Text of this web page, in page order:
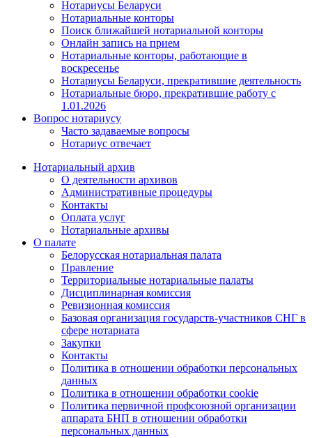
Нотариусы Беларуси
Нотариальные конторы
Поиск ближайшей нотариальной конторы
Онлайн запись на прием
Нотариальные конторы, работающие в
воскресенье
Нотариусы Беларуси, прекратившие деятельность
Нотариальные бюро, прекратившие работу с
1.01.2026
Вопрос нотариусу
Часто задаваемые вопросы
Нотариус отвечает
Нотариальный архив
О деятельности архивов
Административные процедуры
Контакты
Оплата услуг
Нотариальные архивы
О палате
Белорусская нотариальная палата
Правление
Территориальные нотариальные палаты
Дисциплинарная комиссия
Ревизионная комиссия
Базовая организация государств-участников СНГ в
сфере нотариата
Закупки
Контакты
Политика в отношении обработки персональных
данных
Политика в отношении обработки cookie
Политика первичной профсоюзной организации
аппарата БНП в отношении обработки
персональных данных